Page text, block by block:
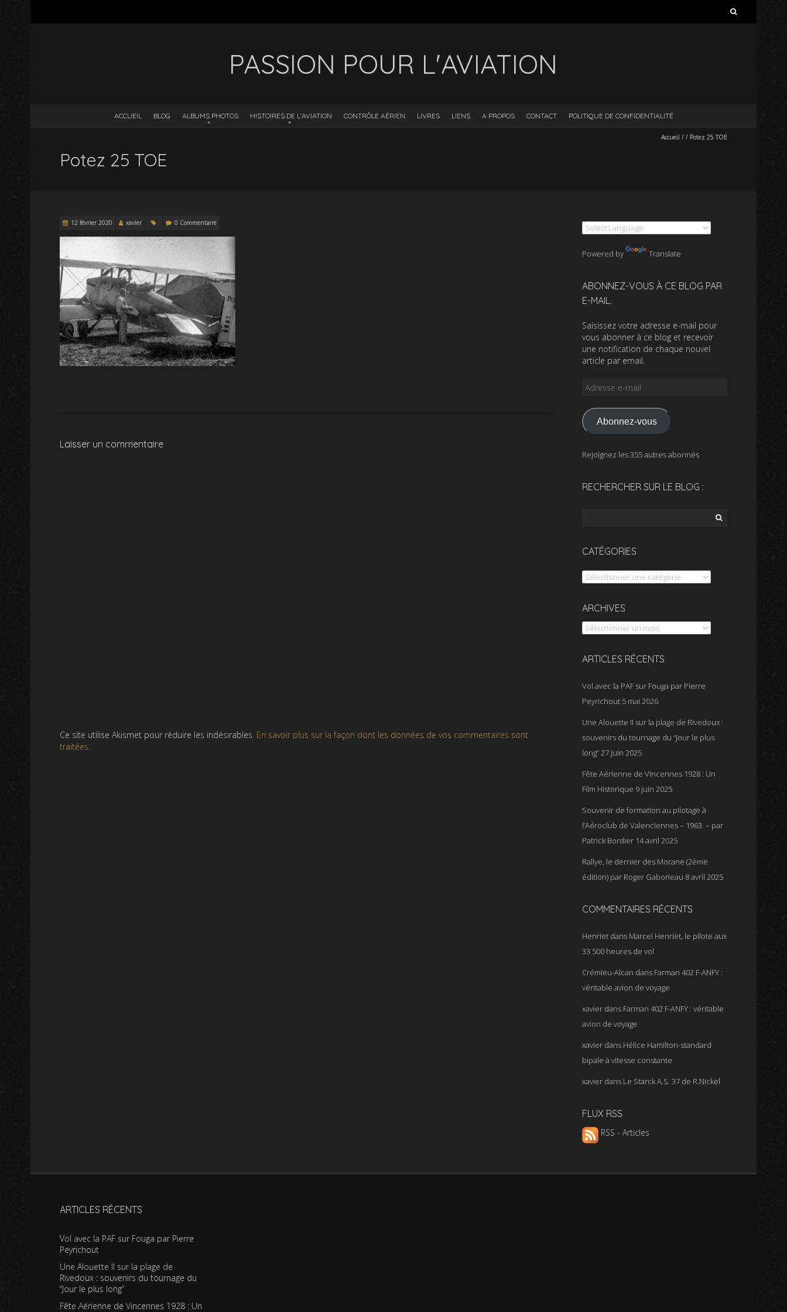
PASSION POUR L'AVIATION
ACCUEIL BLOG ALBUMS PHOTOS HISTOIRES DE L’AVIATION CONTRÔLE AÉRIEN LIVRES LIENS A PROPOS CONTACT POLITIQUE DE CONFIDENTIALITÉ
Accueil // Potez 25 TOE
Potez 25 TOE
12 février 2020 xavier 0 Commentaire
Laisser un commentaire
Ce site utilise Akismet pour réduire les indésirables. En savoir plus sur la façon dont les données de vos commentaires sont
traitées
Powered by Translate
ABONNEZ-VOUS À CE BLOG PAR
E-MAIL.
Saisissez votre adresse e-mail pour
vous abonner à ce blog et recevoir
une notification de chaque nouvel
article par email.
Adresse
mail
Abonnez-vous
Rejoignez les 355 autres abonnés
RECHERCHER SUR LE BLOG :
CATÉGORIES
Catégories
ARCHIVES
Archives
ARTICLES RÉCENTS
Vol avec la PAF sur Fouga par Pierre
Peyrichout 5 mai 2026
Une Alouette II sur la plage de Rivedoux :
souvenirs du tournage du “Jour le plus
long”27 juin 2025
Fête Aérienne de Vincennes 1928 : Un
Film Historique 9 juin 2025
Souvenir de formation au pilotage à
l’Aéroclub de Valenciennes – 1963 – par
Patrick Bordier 14 avril 2025
Rallye, le dernier des Morane (2ème
édition) par Roger Gaborieau 8 avril 2025
COMMENTAIRES RÉCENTS
Henriet dans Marcel Henriet, le pilote aux
33 500 heures de vol
Crémieu-Alcan dans Farman 402 F-ANFY :
véritable avion de voyage
xavier dans Farman 402 F-ANFY : véritable
avion de voyage
xavier dans Hélice Hamilton-standard
bipale à vitesse constante
xavier dans Le Starck A.S. 37 de R.Nickel
FLUX RSS
RSS - Articles
ARTICLES RÉCENTS
Vol avec la PAF sur Fouga par Pierre
Peyrichout
Une Alouette II sur la plage de
Rivedoux : souvenirs du tournage du
“Jour le plus long”
Fête Aérienne de Vincennes 1928 : Un